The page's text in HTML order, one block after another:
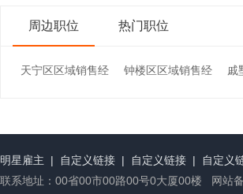
周边职位 热门职位
天宁区区域销售经 钟楼区区域销售经 戚
明星雇主 | 自定义链接 | 自定义链接 | 自定义
联系地址：00省00市00路00号0大厦00楼 网站备